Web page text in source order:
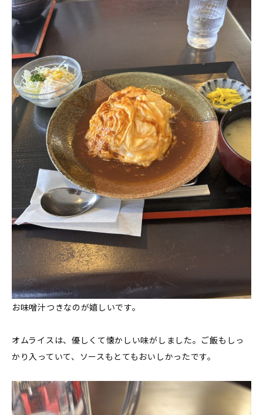
お味噌汁つきなのが嬉しいです。
オムライスは、優しくて懐かしい味がしました。ご飯もしっ
かり入っていて、ソースもとてもおいしかったです。